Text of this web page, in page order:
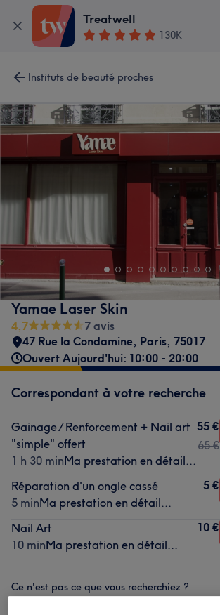
Treatwell
130K
Instituts de beauté proches
Yamae Laser Skin
4,7
7 avis
47 Rue la Condamine, Paris, 75017
Ouvert Aujourd'hui: 10:00 - 20:00
Correspondant à votre recherche
Gainage / Renforcement + Nail art
"simple" offert
1 h 30 minMa prestation en détail...
55 €
65 €
Réparation d'un ongle cassé
5 minMa prestation en détail...
5 €
Nail Art
10 minMa prestation en détail...
10 €
Ce n'est pas ce que vous recherchiez ?